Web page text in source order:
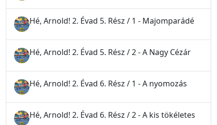
Hé, Arnold! 2. Évad 5. Rész / 1 - Majomparádé
Hé, Arnold! 2. Évad 5. Rész / 2 - A Nagy Cézár
Hé, Arnold! 2. Évad 6. Rész / 1 - A nyomozás
Hé, Arnold! 2. Évad 6. Rész / 2 - A kis tökéletes